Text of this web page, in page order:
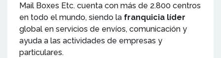
Mail Boxes Etc. cuenta con más de 2.800 centros
en todo el mundo, siendo la franquicia líder
global en servicios de envíos, comunicación y
ayuda a las actividades de empresas y
particulares.